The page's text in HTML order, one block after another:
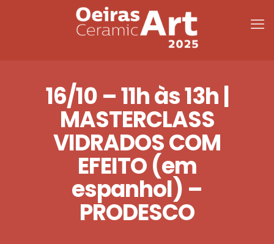
16/10 – 11h às 13h |
MASTERCLASS
VIDRADOS COM
EFEITO (em
espanhol) –
PRODESCO